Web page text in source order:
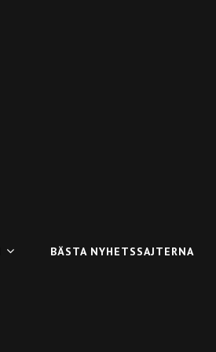
BÄSTA NYHETSSAJTERNA